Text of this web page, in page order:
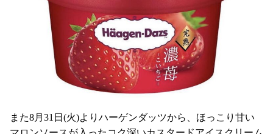
また8月31日(火)よりハーゲンダッツから、ほっこり甘い